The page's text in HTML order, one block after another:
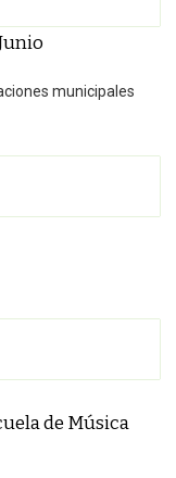
municipales
de Música